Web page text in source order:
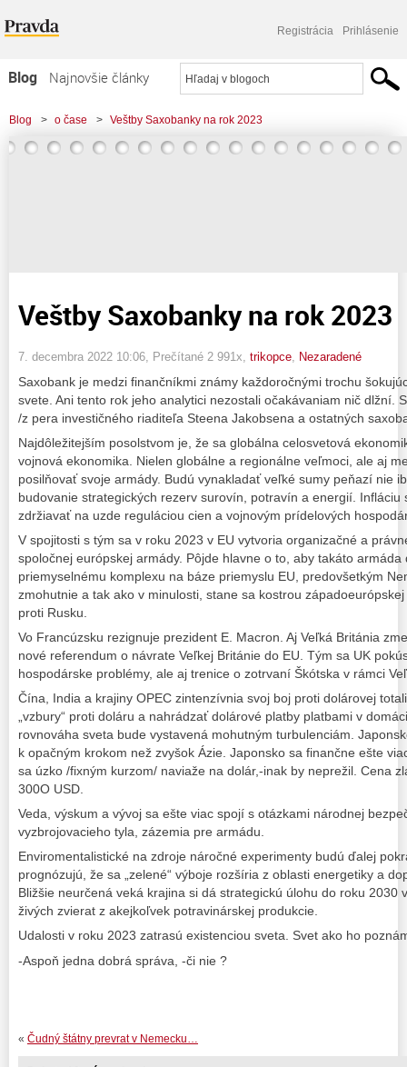
Registrácia Prihlásenie
Blog
Najnovšie články
Najčítanejšie články
Najkomentovanejšie články
Blog > o čase > Veštby Saxobanky na rok 2023
Veštby Saxobanky na rok 2023
7. decembra 2022 10:06 , Prečítané 2 991x, trikopce Nezaradené
Saxobank je medzi finančníkmi známy každoročnými trochu
svete. Ani tento rok jeho analytici nezostali očakávaniam nič dlžní.
/z pera investičného riaditeľa Steena Jakobsena a ostatných
Najdôležitejším posolstvom je, že sa globálna celosvetová
vojnová ekonomika. Nielen globálne a regionálne veľmoci, ale aj
posilňovať svoje armády. Budú vynakladať veľké sumy peňazí nie
budovanie strategických rezerv surovín, potravín a energií. Infláciu
zdržiavať na uzde reguláciou cien a vojnovým prídelových
V spojitosti s tým sa v roku 2023 v EU vytvoria organizačné a
spoločnej európskej armády. Pôjde hlavne o to, aby takáto
priemyselnému komplexu na báze priemyslu EU, predovšetkým
zmohutnie a tak ako v minulosti, stane sa kostrou
proti Rusku.
Vo Francúzsku rezignuje prezident E. Macron. Aj Veľká Británia
nové referendum o návrate Veľkej Británie do EU. Tým sa UK
hospodárske problémy, ale aj trenice o zotrvaní Škótska v rámci
Čína, India a krajiny OPEC zintenzívnia svoj boj proti dolárovej
„vzbury“ proti doláru a nahrádzať dolárové platby platbami v
rovnováha sveta bude vystavená mohutným turbulenciám.
k opačným krokom než zvyšok Ázie. Japonsko sa finančne ešte
sa úzko /fixným kurzom/ naviaže na dolár,-inak by neprežil. Cena
300O USD.
Veda, výskum a vývoj sa ešte viac spojí s otázkami národnej
vyzbrojovacieho tyla, zázemia pre armádu.
Enviromentalistické na zdroje náročné experimenty budú ďalej
prognózujú, že sa „zelené“ výboje rozšíria z oblasti energetiky a
Bližšie neurčená veká krajina si dá strategickú úlohu do roku 2030
živých zvierat z akejkoľvek potravinárskej produkcie.
Udalosti v roku 2023 zatrasú existenciou sveta. Svet ako ho
-Aspoň jedna dobrá správa, -či nie ?
« Čudný štátny prevrat v Nemecku…